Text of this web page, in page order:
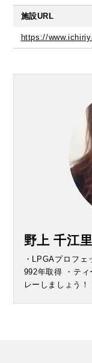
施設URL
https://
野上 千江
・LPGAプロフ
992年取得 ・テ
レーしましょう！